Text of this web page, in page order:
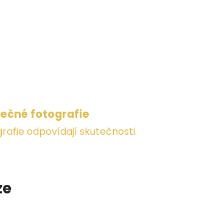
fotografie
odpovídají skutečnosti.